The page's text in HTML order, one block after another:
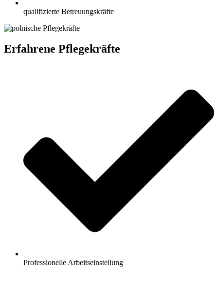
qualifizierte Betreuungskräfte
Erfahrene Pflegekräfte
Professionelle Arbeitseinstellung